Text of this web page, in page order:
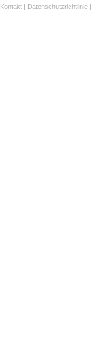
Kontakt | Datenschutzrichtlinie |